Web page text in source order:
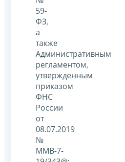
59-
ФЗ,
а
также
Административным
регламентом,
утвержденным
приказом
ФНС
России
от
08.07.2019
№
ММВ-7-